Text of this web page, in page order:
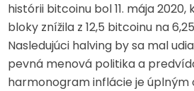
histórii bitcoinu bol 11. mája
bloky znížila z 12,5 bitcoinu na
Nasledujúci halving by sa mal
pevná menová politika a
harmonogram inflácie je úplným